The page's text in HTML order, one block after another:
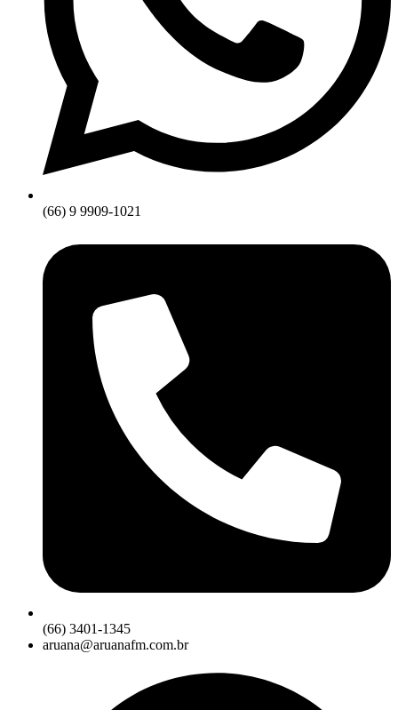
(66) 9 9909-1021
(66) 3401-1345
aruana@aruanafm.com.br